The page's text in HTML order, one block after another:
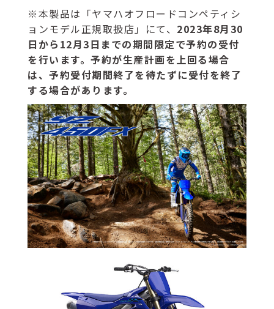
※本製品は「ヤマハオフロードコンペティシ
ョンモデル正規取扱店」にて、 2023年8月30
日から12月3日までの期間限定で予約の受付
を行います。予約が生産計画を上回る場合
は、予約受付期間終了を待たずに受付を終了
する場合があります。